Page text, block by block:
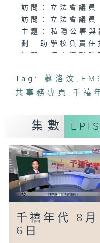
訪問：立法會議員
訪問：立法會議員
主題：私隱公署
劃 助學校負責任
主題：立法會討
訪問：房委會委
主題：洪水橋大
訪問：立法會教
主題：外傭團體
訪問：香港僱傭
主題：近六成家
專家籲接種疫苗
訪問：亞洲兒童
生
Tag: 蕭洛汶 ,
共事務專頁 ,千禧
集數
千禧年代 8月
6日